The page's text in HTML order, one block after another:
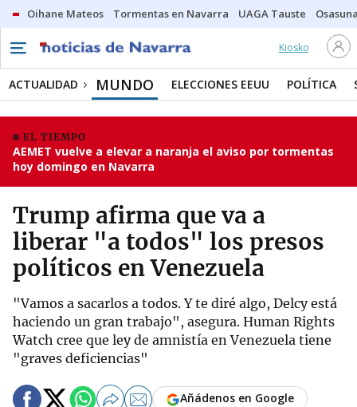
Oihane Mateos Tormentas en Navarra UAGA Tauste
Kiosko
ACTUALIDAD MUNDO ELECCIONES EEUU POLÍTICA
EL TIEMPO
AEMET vuelve a elevar a naranja el aviso por tormentas
hoy domingo en Navarra
Trump afirma que va a
liberar "a todos" los presos
políticos en Venezuela
"Vamos a sacarlos a todos. Y te diré algo, Delcy está
haciendo un gran trabajo", asegura. Human Rights
Watch cree que ley de amnistía en Venezuela tiene
"graves deficiencias"
Añádenos en Google